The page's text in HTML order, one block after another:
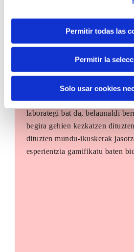
Permitir todas las
Permitir la
Solo usar cookies
The Future Game
The Future Game gazteen
laborategi bat da, belaunaldi
begira gehien kezkatzen
dituzten mundu-ikuskerak
esperientzia gamifikatu baten